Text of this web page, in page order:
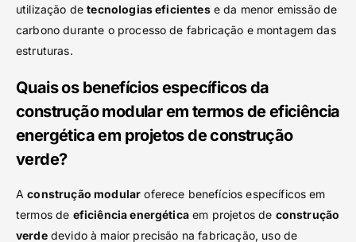
utilização detecnologias eficientese da menor emissão de
carbono durante o processo de fabricação e montagem das
estruturas.
Quais os benefícios específicos da
construção modular em termos de eficiência
energética em projetos de construção
verde?
Aconstrução modular oferece benefícios específicos em
termos de eficiência energéticaem projetos de construção
verdedevido à maior precisão na fabricação, uso de